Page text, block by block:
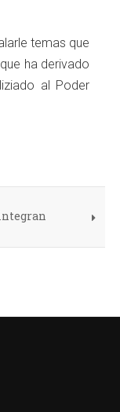
temas que
ha derivado
al Poder